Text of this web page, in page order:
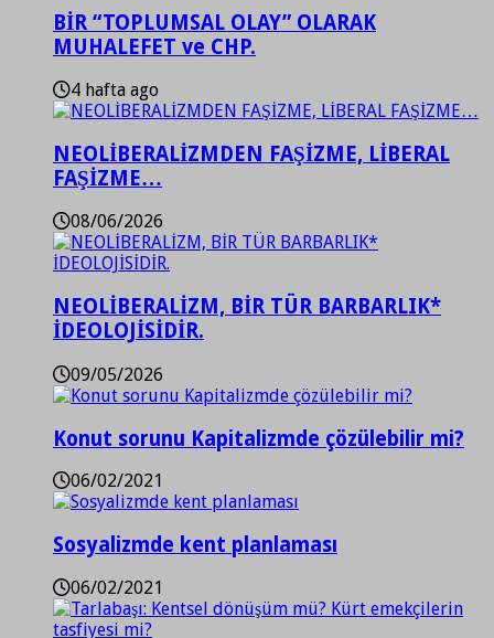
BİR “TOPLUMSAL OLAY” OLARAK
MUHALEFET ve CHP.
4 hafta ago
NEOLİBERALİZMDEN FAŞİZME, LİBERAL
FAŞİZME…
08/06/2026
NEOLİBERALİZM, BİR TÜR BARBARLIK*
İDEOLOJİSİDİR.
09/05/2026
Konut sorunu Kapitalizmde çözülebilir mi?
06/02/2021
Sosyalizmde kent planlaması
06/02/2021